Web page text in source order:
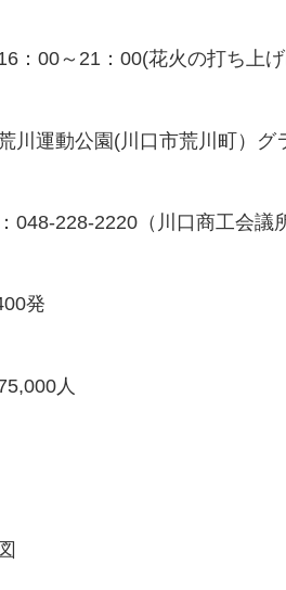
：00～21：00(花火の打ち上げ
川運動公園(川口市荒川町）グ
228-2220（川口商工会議
発
人